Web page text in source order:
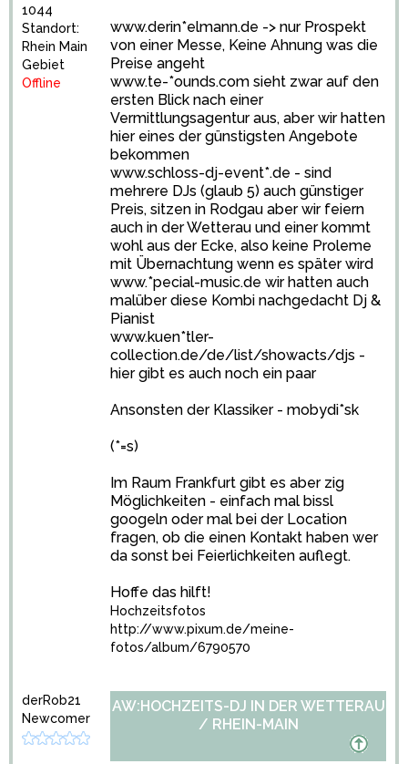
1044
Standort:
Rhein Main
Gebiet
Offline
www.derin*elmann.de -> nur Prospekt
von einer Messe, Keine Ahnung was die
Preise angeht
www.te-*ounds.com sieht zwar auf den
ersten Blick nach einer
Vermittlungsagentur aus, aber wir hatten
hier eines der günstigsten Angebote
bekommen
www.schloss-dj-event*.de - sind
mehrere DJs (glaub 5) auch günstiger
Preis, sitzen in Rodgau aber wir feiern
auch in der Wetterau und einer kommt
wohl aus der Ecke, also keine Proleme
mit Übernachtung wenn es später wird
www.*pecial-music.de wir hatten auch
malüber diese Kombi nachgedacht Dj &
Pianist
www.kuen*tler-
collection.de/de/list/showacts/djs -
hier gibt es auch noch ein paar
Ansonsten der Klassiker - mobydi*sk
(*=s)
Im Raum Frankfurt gibt es aber zig
Möglichkeiten - einfach mal bissl
googeln oder mal bei der Location
fragen, ob die einen Kontakt haben wer
da sonst bei Feierlichkeiten auflegt.
Hoffe das hilft!
Hochzeitsfotos
http://www.pixum.de/meine-
fotos/album/6790570
derRob21
Newcomer
AW:HOCHZEITS-DJ IN DER WETTERAU
/ RHEIN-MAIN